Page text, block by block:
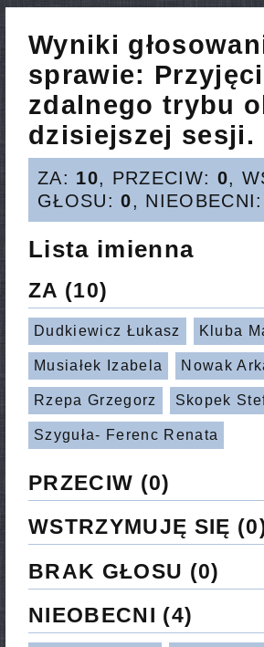
Wyniki
sprawie:
zdalnego trybu
dzisiejszej sesji.
ZA: 10, PRZECIW: 0,
GŁOSU:0,
Lista imienna
ZA (10)
Dudkiewicz Łukasz Kluba
Musiałek Izabela Nowak
Rzepa Grzegorz Skopek
Szyguła- Ferenc Renata
PRZECIW (0)
WSTRZYMUJĘ SIĘ
BRAK GŁOSU (0)
NIEOBECNI (4)